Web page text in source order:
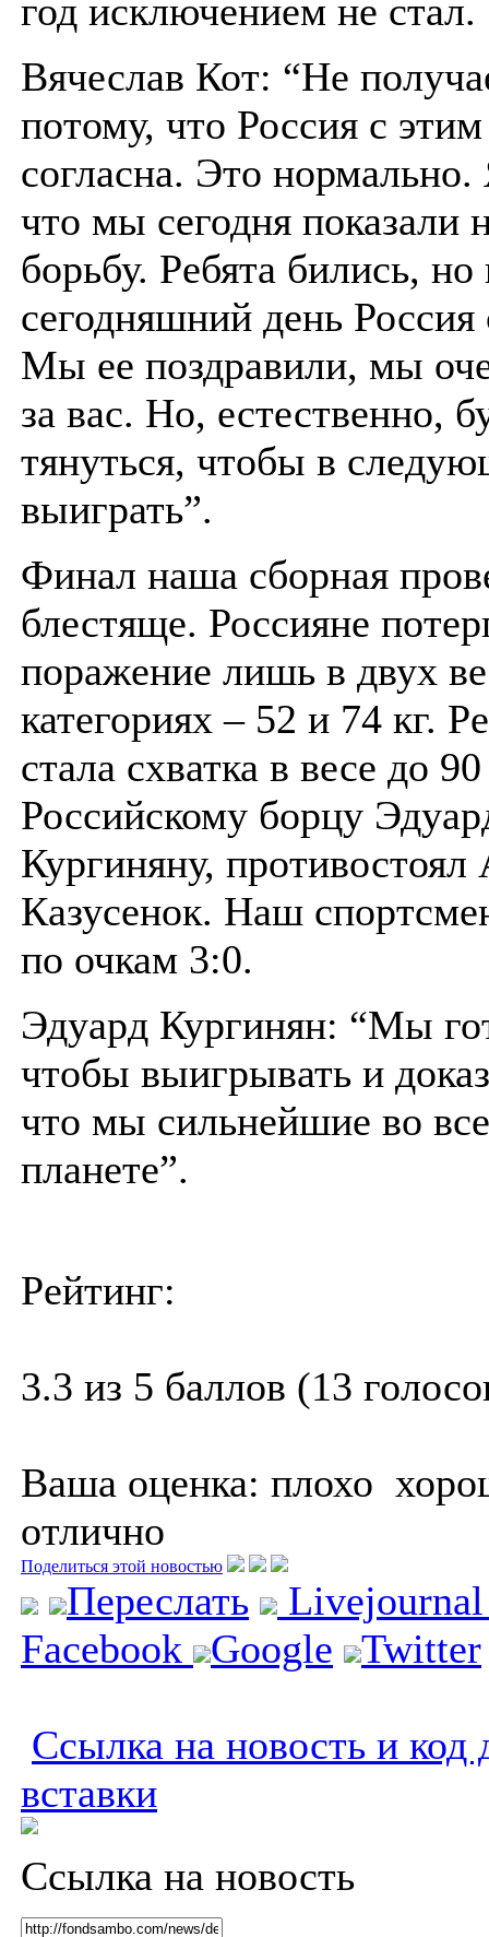
год исключением не стал.
Вячеслав Кот: “Не
потому, что Россия с
согласна. Это
что мы сегодня показали
борьбу. Ребята бились, но
сегодняшний день Россия
Мы ее поздравили, мы
за вас. Но, естественно,
тянуться, чтобы в
выиграть”.
Финал наша сборная
блестяще. Россияне
поражение лишь в двух
категориях – 52 и 74 кг.
стала схватка в весе до 90
Российскому борцу
Кургиняну, противостоял
Казусенок. Наш
по очкам 3:0.
Эдуард Кургинян: “Мы
чтобы выигрывать и
что мы сильнейшие во
планете”.
Рейтинг:
3.3 из 5 баллов (13
Ваша оценка: плохо
отлично
Поделиться этой новостью
Переслать
Facebook
Google Twitter
Ссылка на новость и код
вставки
Ссылка на новость